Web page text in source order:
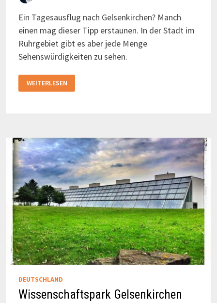
Ein Tagesausflug nach Gelsenkirchen? Manch
einen mag dieser Tipp erstaunen. In der Stadt im
Ruhrgebiet gibt es aber jede Menge
Sehenswürdigkeiten zu sehen.
SEHENSWÜRDIGKEITEN
IN
WEITERLESEN
DEUTSCHLAND
Wissenschaftspark Gelsenkirchen